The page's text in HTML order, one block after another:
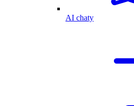
AI chaty